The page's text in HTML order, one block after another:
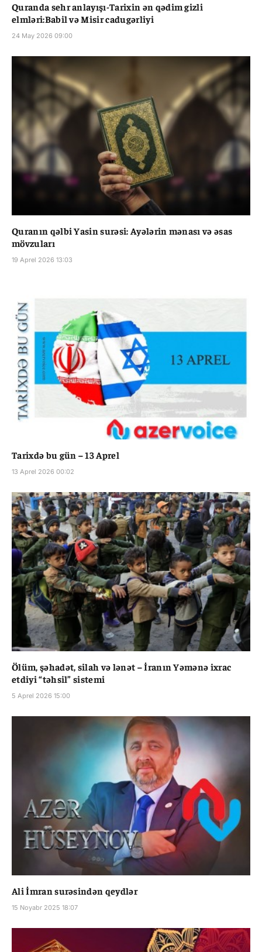
Quranda sehr anlayışı-Tarixin ən qədim gizli
elmləri:Babil və Misir cadugərliyi
24 May 2026 09:00
Quranın qəlbi Yasin surəsi: Ayələrin mənası və əsas
mövzuları
19 Aprel 2026 13:03
Tarixdə bu gün – 13 Aprel
13 Aprel 2026 00:02
Ölüm, şəhadət, silah və lənət – İranın Yəmənə ixrac
etdiyi “təhsil” sistemi
5 Aprel 2026 15:00
Ali İmran surəsindən qeydlər
15 Noyabr 2025 18:07